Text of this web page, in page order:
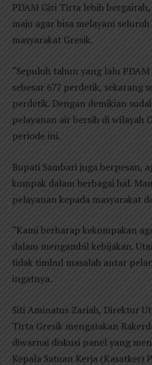
PDAM Giri Tirta lebih
maju agar bisa melayani
masyarakat Gresik.
“Sepuluh tahun yang lalu
sebesar 677 perdetik, sekarang
perdetik. Dengan demikian
pelayanan air bersih di wilayah
periode ini.
Bupati Sambari juga berpesan,
kompak dalam berbagai hal.
pelayanan kepada masyarakat
“Kami berharap kekompakan
dalam mengambil kebijakan.
tidak timbul masalah antar
ingatnya.
Siti Aminatus Zariah, Direktur
Tirta Gresik mengatakan
diwarnai diskusi panel yang
Kepala Satuan Kerja (Kasatker)